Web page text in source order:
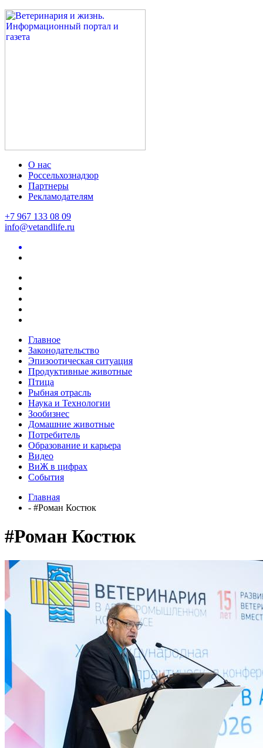
О нас
Россельхознадзор
Партнеры
Рекламодателям
+7 967 133 08 09
info@vetandlife.ru
Главное
Законодательство
Эпизоотическая ситуация
Продуктивные животные
Птица
Рыбная отрасль
Наука и Технологии
Зообизнес
Домашние животные
Потребитель
Образование и карьера
Видео
ВиЖ в цифрах
События
Главная
- #Роман Костюк
#Роман Костюк